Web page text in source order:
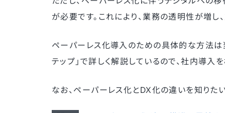
が必要です。これにより、業務の透明性が増
ペーパーレス化導入のための具体的な方法
テップ」で詳しく解説しているので、社内導入
なお、ペーパーレス化とDX化の違いを知りた